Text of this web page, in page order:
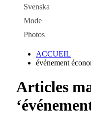
Svenska
Mode
Photos
ACCUEIL
événement
Articles